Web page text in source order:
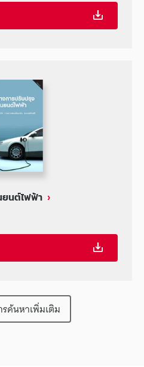
ยนต์ไฟฟ้า
ค้นหาเพิ่มเติม